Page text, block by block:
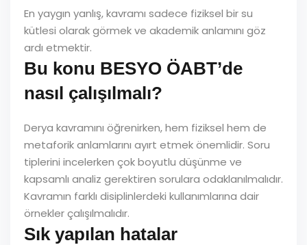
En yaygın yanlış, kavramı sadece fiziksel bir su
kütlesi olarak görmek ve akademik anlamını göz
ardı etmektir.
Bu konu BESYO ÖABT’de
nasıl çalışılmalı?
Derya kavramını öğrenirken, hem fiziksel hem de
metaforik anlamlarını ayırt etmek önemlidir. Soru
tiplerini incelerken çok boyutlu düşünme ve
kapsamlı analiz gerektiren sorulara odaklanılmalıdır.
Kavramın farklı disiplinlerdeki kullanımlarına dair
örnekler çalışılmalıdır.
Sık yapılan hatalar